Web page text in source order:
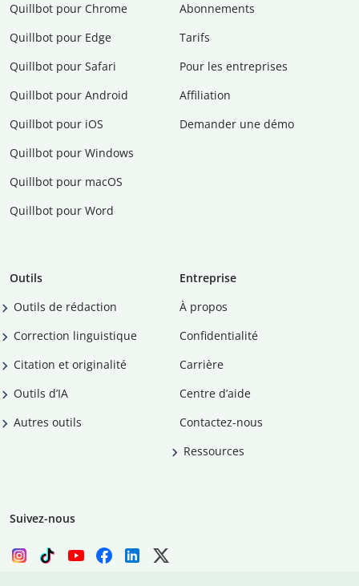
Quillbot pour Chrome
Quillbot pour Edge
Quillbot pour Safari
Quillbot pour Android
Quillbot pour iOS
Quillbot pour Windows
Quillbot pour macOS
Quillbot pour Word
Abonnements
Tarifs
Pour les entreprises
Affiliation
Demander une démo
Outils
Outils de rédaction
Correction linguistique
Citation et originalité
Outils d’IA
Autres outils
Entreprise
À propos
Confidentialité
Carrière
Centre d’aide
Contactez-nous
Ressources
Suivez-nous